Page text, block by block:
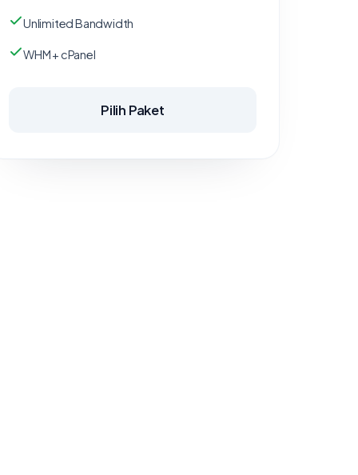
Unlimited Bandwidth
WHM + cPanel
Pilih Paket